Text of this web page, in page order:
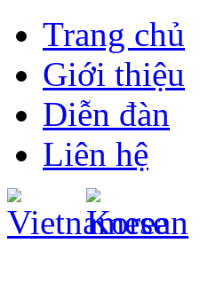
Trang chủ
Giới thiệu
Diễn đàn
Liên hệ